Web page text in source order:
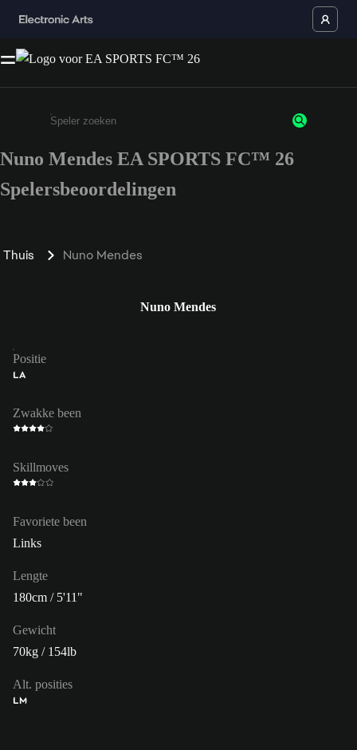
Enter a minimum of 3 characters or numbers
Nuno Mendes EA SPORTS FC™ 26
Spelersbeoordelingen
Thuis Nuno Mendes
Nuno Mendes
Positie
LA
Zwakke been
Skillmoves
Favoriete been
Links
Lengte
180cm / 5'11"
Gewicht
70kg / 154lb
Alt. posities
LM